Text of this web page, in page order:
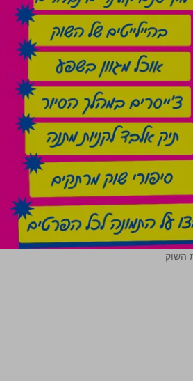
השוק